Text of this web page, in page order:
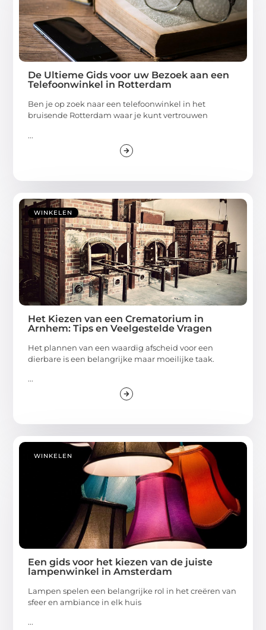
De Ultieme Gids voor uw Bezoek aan een
Telefoonwinkel in Rotterdam
Ben je op zoek naar een telefoonwinkel in het
bruisende Rotterdam waar je kunt vertrouwen
...
WINKELEN
Het Kiezen van een Crematorium in
Arnhem: Tips en Veelgestelde Vragen
Het plannen van een waardig afscheid voor een
dierbare is een belangrijke maar moeilijke taak.
...
WINKELEN
Een gids voor het kiezen van de juiste
lampenwinkel in Amsterdam
Lampen spelen een belangrijke rol in het creëren van
sfeer en ambiance in elk huis
...